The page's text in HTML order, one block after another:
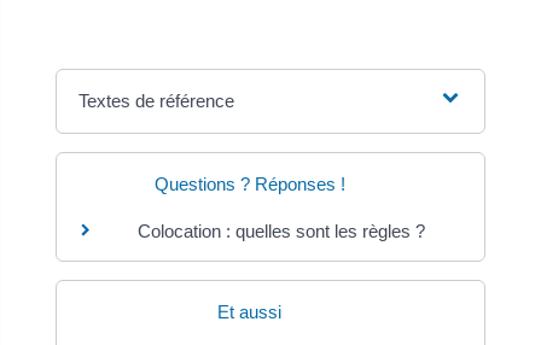
Textes de référence
Questions ? Réponses !
Colocation : quelles sont les règles ?
Et aussi